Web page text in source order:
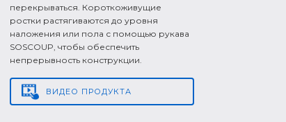
перекрываться. Короткоживущие
ростки растягиваются до уровня
наложения или пола с помощью рукава
SOSCOUP, чтобы обеспечить
непрерывность конструкции.
ВИДЕО ПРОДУКТА